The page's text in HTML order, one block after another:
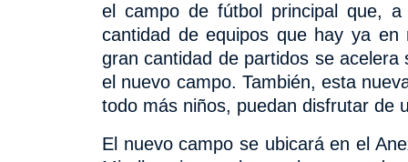
el campo de fútbol principal que,
cantidad de equipos que hay ya
gran cantidad de partidos se
el nuevo campo. También, esta
todo más niños, puedan disfrutar de
El nuevo campo se ubicará en el